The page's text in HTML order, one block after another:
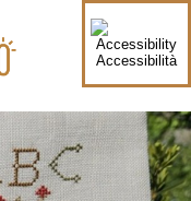
Accessibilità